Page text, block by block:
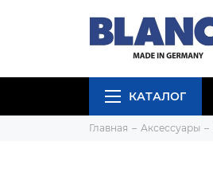
КАТАЛОГ
Главная Аксессуары